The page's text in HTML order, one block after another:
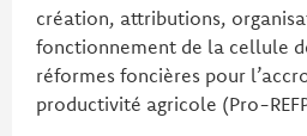
création, attributions,
fonctionnement de la cellule
réformes foncières pour
productivité agricole (Pro-